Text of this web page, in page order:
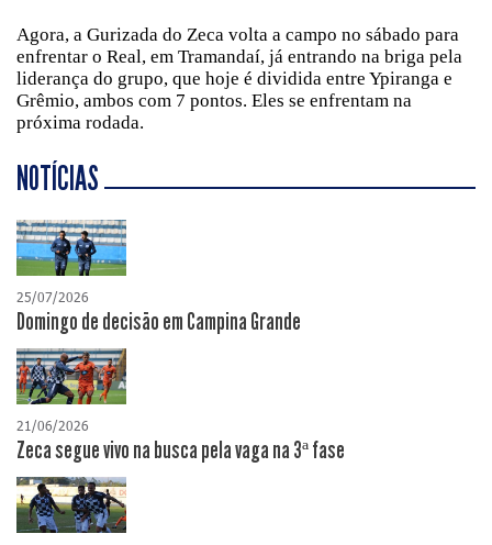
Agora, a Gurizada do Zeca volta a campo no sábado para
enfrentar o Real, em Tramandaí, já entrando na briga pela
liderança do grupo, que hoje é dividida entre Ypiranga e
Grêmio, ambos com 7 pontos. Eles se enfrentam na
próxima rodada.
NOTÍCIAS
25/07/2026
Domingo de decisão em Campina Grande
21/06/2026
Zeca segue vivo na busca pela vaga na 3ª fase